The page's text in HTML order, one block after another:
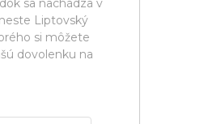
sa nachádza v
Liptovský
si môžete
dovolenku na